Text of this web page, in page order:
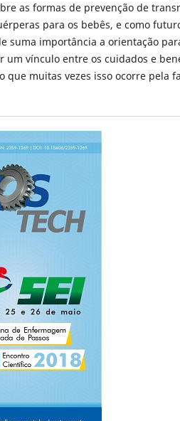
as formas de prevenção de
para os bebês, e como
suma importância a orientação
um vínculo entre os cuidados e
que muitas vezes isso ocorre pela